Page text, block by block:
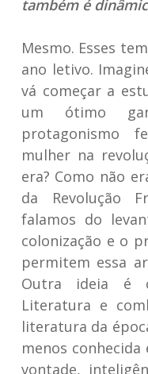
também é
Mesmo. Esses
ano letivo.
vá começar a
um ótimo
protagonismo
mulher na
era? Como não
da Revolução
falamos do
colonização e o
permitem essa
Outra ideia é
Literatura e
literatura da
menos
vontade,